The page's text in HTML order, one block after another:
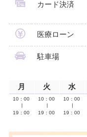
カード決済
医療ローン
駐車場
月 火 水
10：00
19：00
10：00
19：00
10：00
19：00